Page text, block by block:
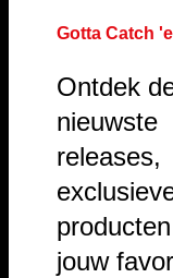
Gotta Catch
Ontdek
nieuwste
releases,
jouw